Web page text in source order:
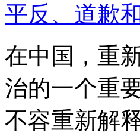
平反、道歉
在中国，重
治的一个重
不容重新解